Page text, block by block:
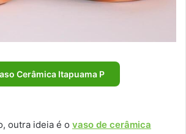
Cerâmica Itapuama P
outra ideia é o vaso de cerâmica